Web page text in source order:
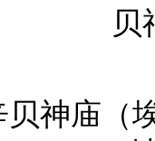
神庙（